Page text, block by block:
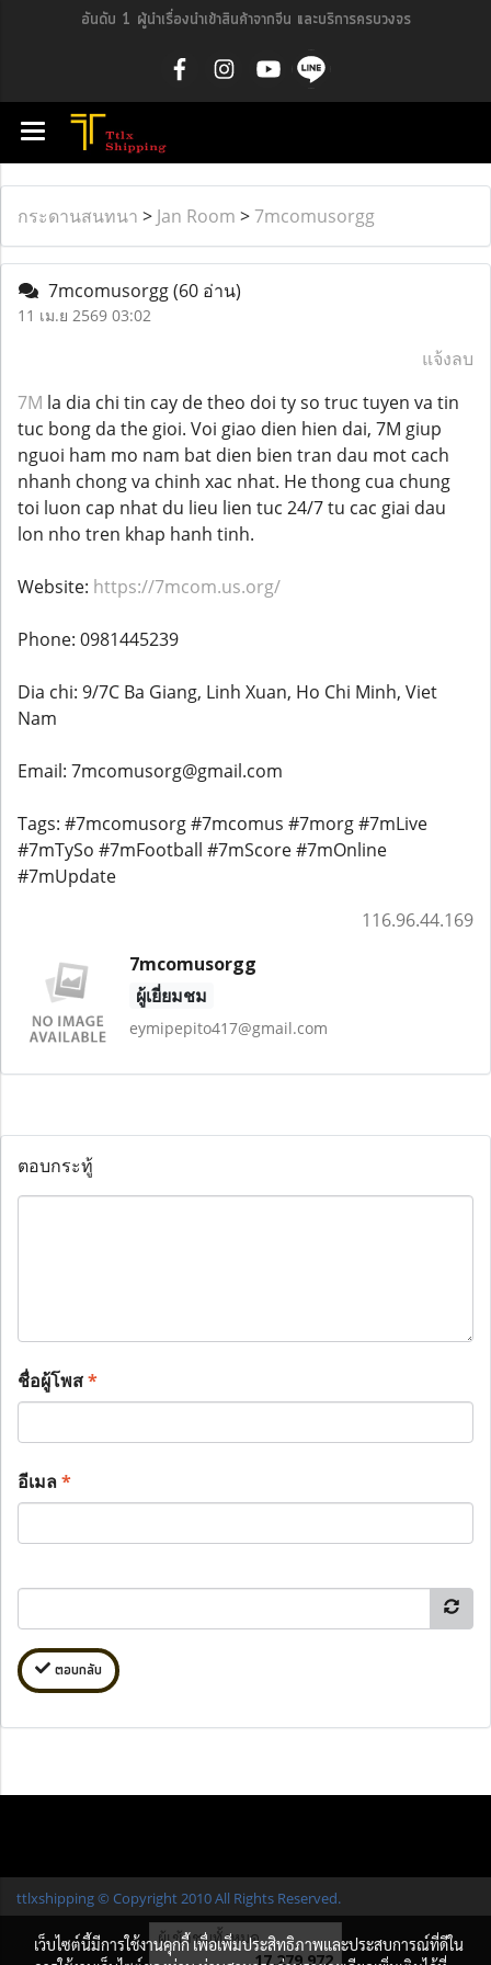
อันดับ 1 ผู้นำเรื่องนำเข้าสินค้าจากจีน และบริการครบวงจร
กระดานสนทนา > Jan Room >7mcomusorgg
7mcomusorgg(60 อ่าน)
11 เม.ย 2569 03:02
แจ้งลบ
7M la dia chi tin cay de theo doi ty so truc tuyen va tin
tuc bong da the gioi. Voi giao dien hien dai, 7M giup
nguoi ham mo nam bat dien bien tran dau mot cach
nhanh chong va chinh xac nhat. He thong cua chung
toi luon cap nhat du lieu lien tuc 24/7 tu cac giai dau
lon nho tren khap hanh tinh.
Website: https://7mcom.us.org/
Phone: 0981445239
Dia chi: 9/7C Ba Giang, Linh Xuan, Ho Chi Minh, Viet
Nam
Email: 7mcomusorg@gmail.com
Tags: #7mcomusorg #7mcomus #7morg #7mLive
#7mTySo #7mFootball #7mScore #7mOnline
#7mUpdate
116.96.44.169
7mcomusorgg
ผู้เยี่ยมชม
eymipepito417@gmail.com
ตอบกระทู้
ชื่อผู้โพส*
อีเมล*
ตอบกลับ
ttlxshipping © Copyright 2010 All Rights Reserved.
ผู้เข้าชมทั้งหมด
17,279,972
เว็บไซต์นี้มีการใช้งานคุกกี้ เพื่อเพิ่มประสิทธิภาพและประสบการณ์ที่ดีใน